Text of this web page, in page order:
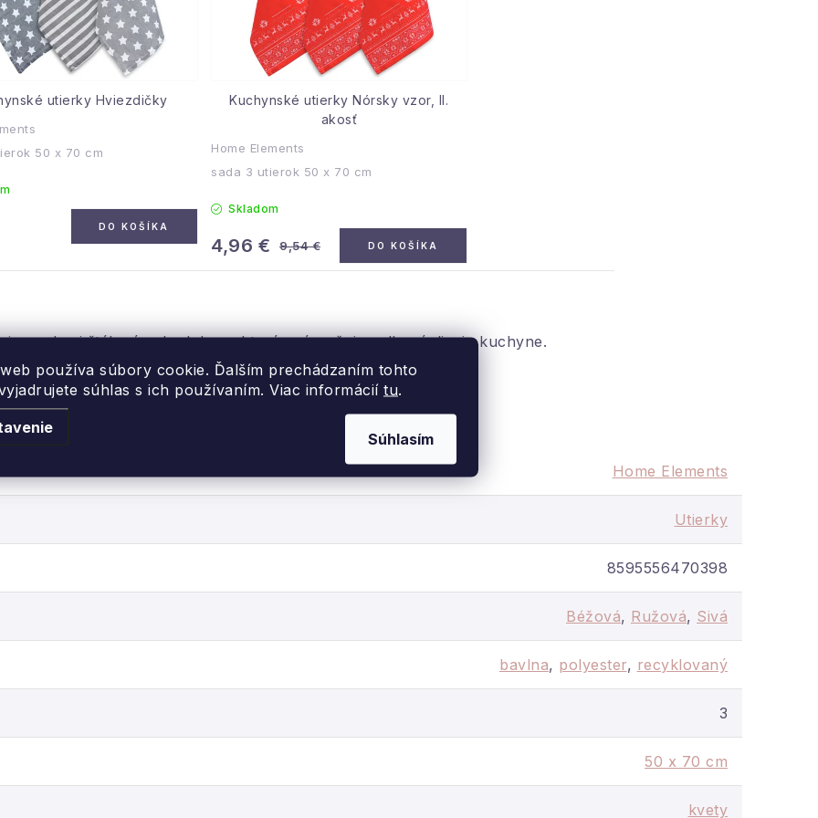
používa súbory cookie. Ďalším prechádzaním tohto
súhlas s ich používaním. Viac informácií tu.
Súhlasím
utierky Hviezdičky
50 x 70 cm
DO KOŠÍKA
Kuchynské utierky Nórsky vzor, ​​II.
akosť
Home Elements
sada 3 utierok 50 x 70 cm
Skladom
4,96 € 9,54 € DO KOŠÍKA
ale aj štýlovým doplnkom, ktorý zvýrazňuje celkový dizajn kuchyne.
s motívomKvety. Ak chcete zladiť kuchyňu, môžete si v našom obchode
motívom a v rovnakých farbách.
Home Elements
Utierky
8595556470398
Béžová, Ružová, Sivá
bavlna, polyester, recyklovaný
3
50 x 70 cm
kvety